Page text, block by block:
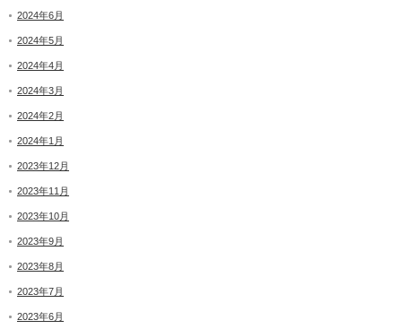
2024年6月
2024年5月
2024年4月
2024年3月
2024年2月
2024年1月
2023年12月
2023年11月
2023年10月
2023年9月
2023年8月
2023年7月
2023年6月